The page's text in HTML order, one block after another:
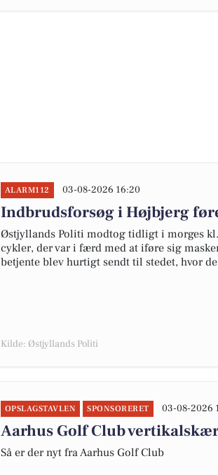
ALARM112 03-08-2026 16:20
Indbrudsforsøg i Højbjerg
Østjyllands Politi modtog tidligt i morges
cykler, der var i færd med at iføre sig
betjente blev hurtigt sendt til stedet, hvor
Kilde: Østjyllands Politi
OPSLAGSTAVLEN SPONSORERET 03-08-2026
Aarhus Golf Club
Så er der nyt fra Aarhus Golf Club